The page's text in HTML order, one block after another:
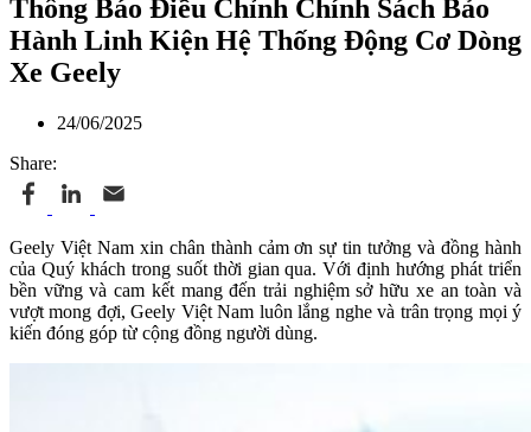
Thông Báo Điều Chỉnh Chính Sách Bảo
Hành Linh Kiện Hệ Thống Động Cơ Dòng
Xe Geely
24/06/2025
Share:
Geely Việt Nam xin chân thành cảm ơn sự tin tưởng và đồng hành
của Quý khách trong suốt thời gian qua. Với định hướng phát triển
bền vững và cam kết mang đến trải nghiệm sở hữu xe an toàn và
vượt mong đợi, Geely Việt Nam luôn lắng nghe và trân trọng mọi ý
kiến đóng góp từ cộng đồng người dùng.